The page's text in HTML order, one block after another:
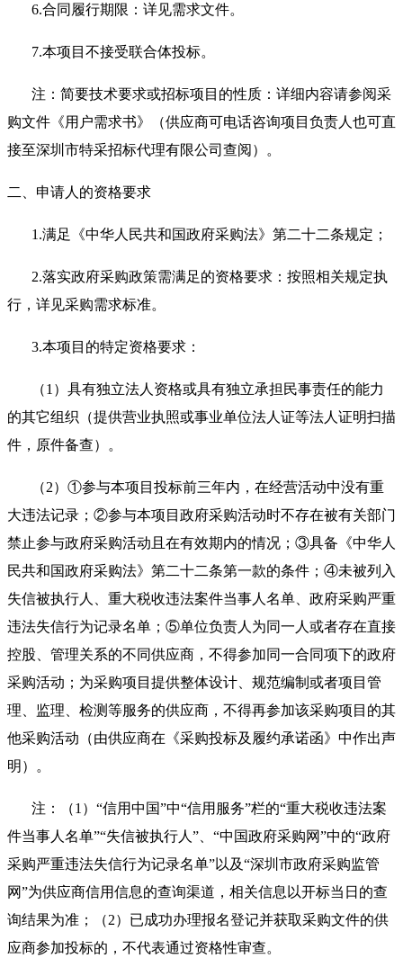
6.合同履行期限：详见需求文件。
7.本项目不接受联合体投标。
注：简要技术要求或招标项目的性质：详细内容请参阅采
购文件《用户需求书》（供应商可电话咨询项目负责人也可直
接至深圳市特采招标代理有限公司查阅）。
二、申请人的资格要求
1.满足《中华人民共和国政府采购法》第二十二条规定；
2.落实政府采购政策需满足的资格要求：按照相关规定执
行，详见采购需求标准。
3.本项目的特定资格要求：
（1）具有独立法人资格或具有独立承担民事责任的能力
的其它组织（提供营业执照或事业单位法人证等法人证明扫描
件，原件备查）。
（2）①参与本项目投标前三年内，在经营活动中没有重
大违法记录；②参与本项目政府采购活动时不存在被有关部门
禁止参与政府采购活动且在有效期内的情况；③具备《中华人
民共和国政府采购法》第二十二条第一款的条件；④未被列入
失信被执行人、重大税收违法案件当事人名单、政府采购严重
违法失信行为记录名单；⑤单位负责人为同一人或者存在直接
控股、管理关系的不同供应商，不得参加同一合同项下的政府
采购活动；为采购项目提供整体设计、规范编制或者项目管
理、监理、检测等服务的供应商，不得再参加该采购项目的其
他采购活动（由供应商在《采购投标及履约承诺函》中作出声
明）。
注：（1）“信用中国”中“信用服务”栏的“重大税收违法案
件当事人名单”“失信被执行人”、“中国政府采购网”中的“政府
采购严重违法失信行为记录名单”以及“深圳市政府采购监管
网”为供应商信用信息的查询渠道，相关信息以开标当日的查
询结果为准；（2）已成功办理报名登记并获取采购文件的供
应商参加投标的，不代表通过资格性审查。